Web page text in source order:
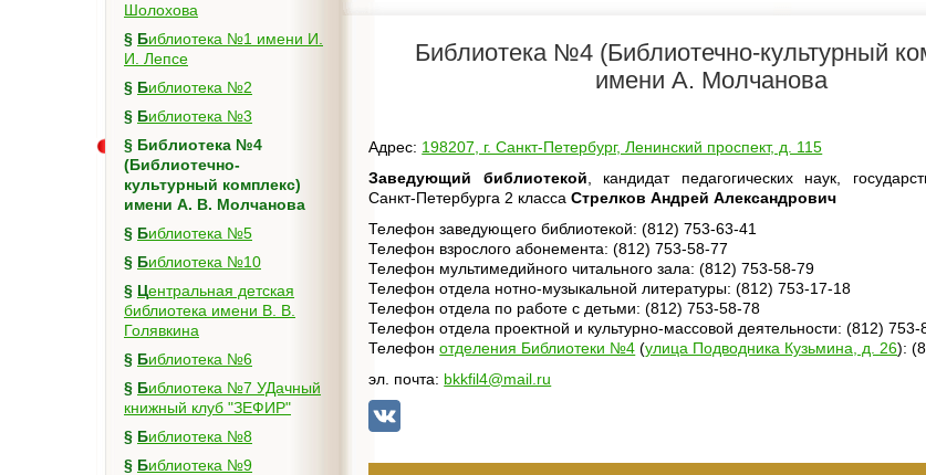
Шолохова
§ Библиотека №1 имени И.
И. Лепсе
§
Библиотека №2
§
Библиотека №3
§ Библиотека №4
(Библиотечно-
культурный комплекс)
имени А. В. Молчанова
§
Библиотека №5
§
Библиотека №10
§ Центральная детская
библиотека имени В. В.
Голявкина
§
Библиотека №6
§ Библиотека №7 УДачный
книжный клуб "ЗЕФИР"
§
Библиотека №8
§ Библиотека №9
Библиотека №4 (Библиотечно-культурный
имени А. Молчанова
Адрес: 198207, г. Санкт-Петербург, Ленинский проспект, д. 115
Заведующий библиотекой , кандидат педагогических наук,
Санкт-Петербурга 2 классаСтрелков Андрей Александрович
Телефон заведующего библиотекой: (812) 753-63-41
Телефон взрослого абонемента: (812) 753-58-77
Телефон мультимедийного читального зала: (812) 753-58-79
Телефон отдела нотно-музыкальной литературы: (812) 753-17-18
Телефонотдела по работе с детьми: (812) 753-58-78
Телефонотдела проектной и культурно-массовой деятельности: (812) 753-
Телефонотделения Библиотеки №4 (улица Подводника Кузьмина, д. 26):
эл. почта: bkkfil4@mail.ru